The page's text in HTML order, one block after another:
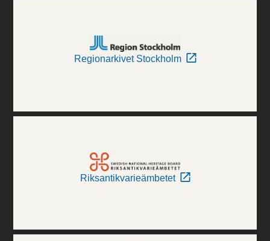
Regionarkivet Stockholm
Riksantikvarieämbetet